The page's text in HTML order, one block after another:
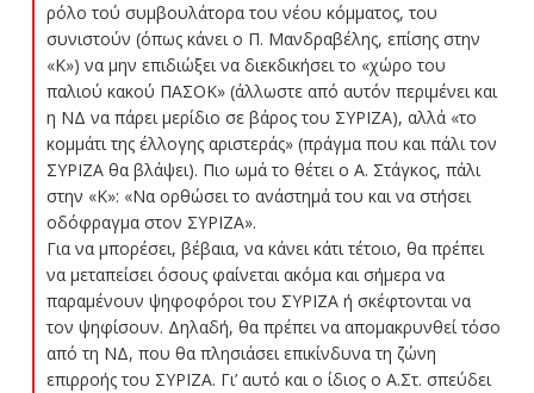
ρόλο τού συμβουλάτορα του νέου κόμματος, του
συνιστούν (όπως κάνει ο Π. Μανδραβέλης, επίσης στην
«Κ») να μην επιδιώξει να διεκδικήσει το «χώρο του
παλιού κακού ΠΑΣΟΚ» (άλλωστε από αυτόν περιμένει και
η ΝΔ να πάρει μερίδιο σε βάρος του ΣΥΡΙΖΑ), αλλά «το
κομμάτι της έλλογης αριστεράς» (πράγμα που και πάλι τον
ΣΥΡΙΖΑ θα βλάψει). Πιο ωμά το θέτει ο Α. Στάγκος, πάλι
στην «Κ»: «Να ορθώσει το ανάστημά του και να στήσει
οδόφραγμα στον ΣΥΡΙΖΑ».
Για να μπορέσει, βέβαια, να κάνει κάτι τέτοιο, θα πρέπει
να μεταπείσει όσους φαίνεται ακόμα και σήμερα να
παραμένουν ψηφοφόροι του ΣΥΡΙΖΑ ή σκέφτονται να
τον ψηφίσουν. Δηλαδή, θα πρέπει να απομακρυνθεί τόσο
από τη ΝΔ, που θα πλησιάσει επικίνδυνα τη ζώνη
επιρροής του ΣΥΡΙΖΑ. Γι’ αυτό και ο ίδιος ο Α.Στ. σπεύδει